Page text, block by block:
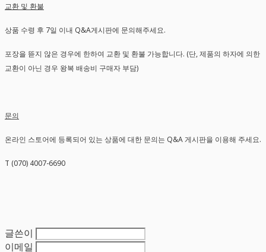
교환 및 환불
상품 수령 후 7일 이내 Q&A게시판에 문의해주세요.
포장을 뜯지 않은 경우에 한하여 교환 및 환불 가능합니다. (단, 제품의 하자에 의한
교환이 아닌 경우 왕복 배송비 구매자 부담)
문의
온라인 스토어에 등록되어 있는 상품에 대한 문의는 Q&A 게시판을 이용해 주세요.
T (070) 4007-6690
글쓴이
이메일